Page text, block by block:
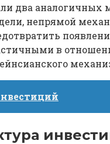
два аналогичных
непрямой
в